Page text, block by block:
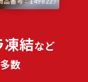
凍結など
数